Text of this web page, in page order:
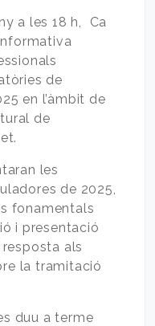
a les 18 h, Ca
de
en l’àmbit de
de
les
de 2025,
fonamentals
i presentació
als
la tramitació
duu a terme